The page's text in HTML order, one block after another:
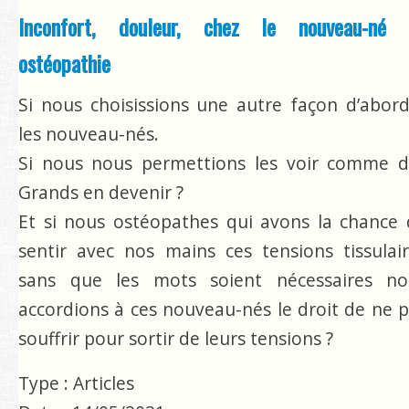
Inconfort, douleur, chez le nouveau-né
ostéopathie
Si nous choisissions une autre façon
les nouveau-nés.
Si nous nous permettions les voir comme
Grands en devenir ?
Et si nous ostéopathes qui avons la chance
sentir avec nos mains ces tensions
sans que les mots soient nécessaires
accordions à ces nouveau-nés le droit de ne
souffrir pour sortir de leurs tensions ?
Type : Articles